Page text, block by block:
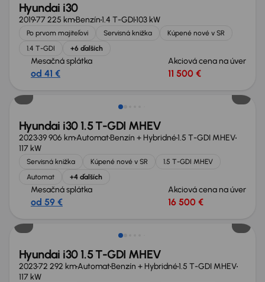
Hyundai i30
201977 225 kmBenzín1.4 T-GDI103 kW
Po prvom majiteľovi Servisná knižka
Kúpené nové v SR
1.4 T-GDI
+6 ďalších
Mesačná splátka
od 41 €
Akciová cena na úver
11 500 €
Hyundai i30 1.5 T-GDI MHEV
202339 906 kmAutomatBenzín + Hybridné1.5 T-GDI MHEV
117 kW
Servisná knižka Kúpené nové v SR
1.5 T-GDI MHEV
Automat
+4 ďalších
Mesačná splátka
od 59 €
Akciová cena na úver
16 500 €
Možnosť odpočtu DPH
Hyundai i30 1.5 T-GDI MHEV
202372 292 kmAutomatBenzín + Hybridné1.5 T-GDI MHEV
117 kW